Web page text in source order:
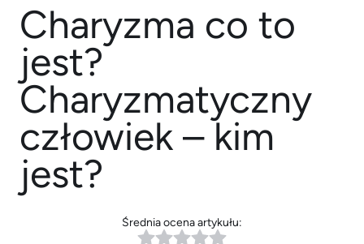
Charyzma co to
jest?
Charyzmatyczny
człowiek – kim
jest?
Średnia ocena artykułu: